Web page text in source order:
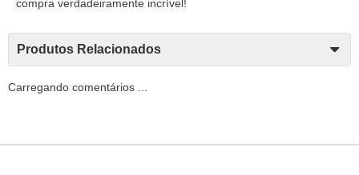
compra verdadeiramente incrível!
Produtos Relacionados
Carregando comentários ...